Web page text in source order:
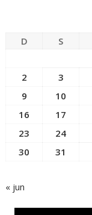
D S
2
3
9
10
16
17
23
24
30
31
« jun